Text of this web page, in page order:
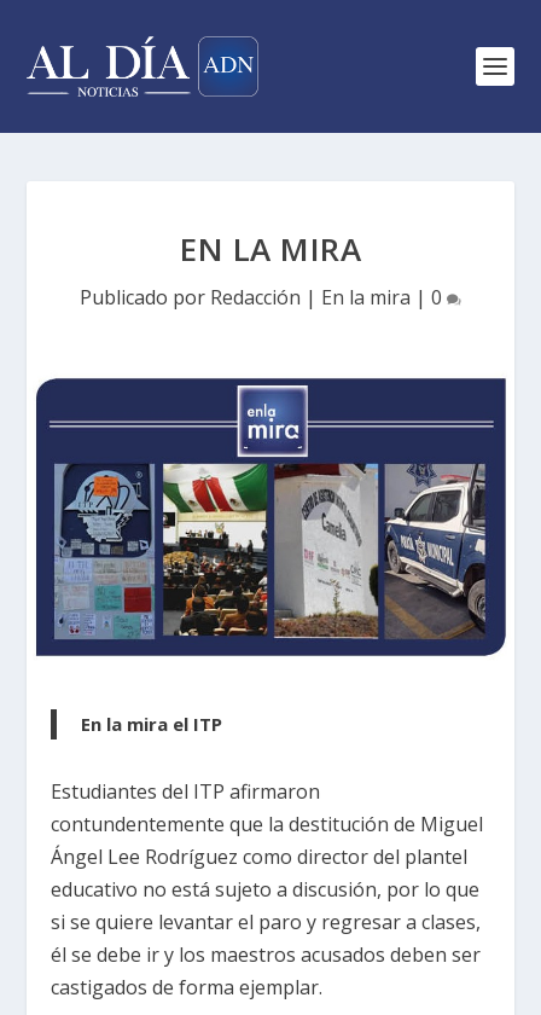
EN LA MIRA
Publicado por Redacción | En la mira | 0
En la mira el ITP
Estudiantes del ITP afirmaron
contundentemente que la destitución de Miguel
Ángel Lee Rodríguez como director del plantel
educativo no está sujeto a discusión, por lo que
si se quiere levantar el paro y regresar a clases,
él se debe ir y los maestros acusados deben ser
castigados de forma ejemplar.